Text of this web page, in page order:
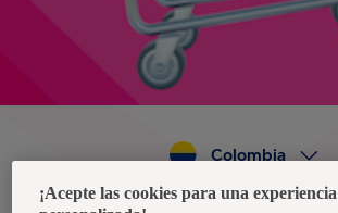
Colombia
¡Acepte las cookies para una